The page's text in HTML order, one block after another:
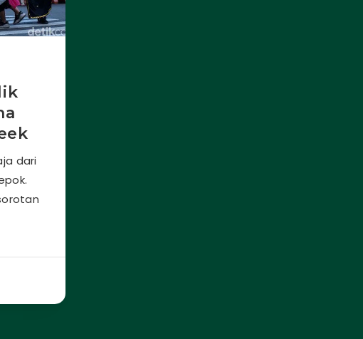
dari